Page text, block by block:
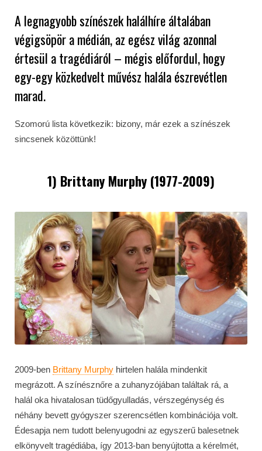
A legnagyobb színészek halálhíre általában
végigsöpör a médián, az egész világ azonnal
értesül a tragédiáról – mégis előfordul, hogy
egy-egy közkedvelt művész halála észrevétlen
marad.
Szomorú lista következik: bizony, már ezek a színészek
sincsenek közöttünk!
1) Brittany Murphy (1977-2009)
2009-ben Brittany Murphy hirtelen halála mindenkit
megrázott. A színésznőre a zuhanyzójában találtak rá, a
halál oka hivatalosan tüdőgyulladás, vérszegénység és
néhány bevett gyógyszer szerencsétlen kombinációja volt.
Édesapja nem tudott belenyugodni az egyszerű balesetnek
elkönyvelt tragédiába, így 2013-ban benyújtotta a kérelmét,